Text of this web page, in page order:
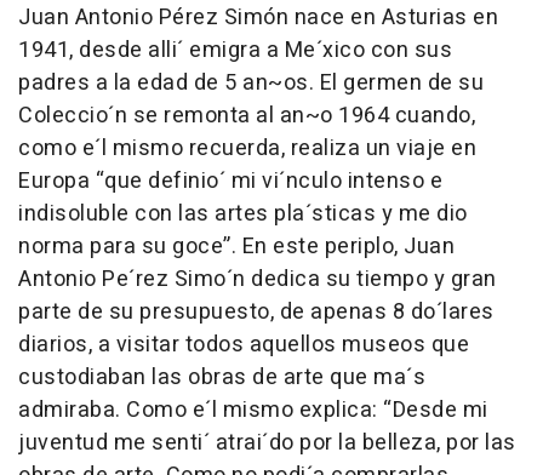
Juan Antonio Pérez Simón nace en Asturias en
1941, desde alli´ emigra a Me´xico con sus
padres a la edad de 5 an~os. El germen de su
Coleccio´n se remonta al an~o 1964 cuando,
como e´l mismo recuerda, realiza un viaje en
Europa “que definio´ mi vi´nculo intenso e
indisoluble con las artes pla´sticas y me dio
norma para su goce”. En este periplo, Juan
Antonio Pe´rez Simo´n dedica su tiempo y gran
parte de su presupuesto, de apenas 8 do´lares
diarios, a visitar todos aquellos museos que
custodiaban las obras de arte que ma´s
admiraba. Como e´l mismo explica: “Desde mi
juventud me senti´ atrai´do por la belleza, por las